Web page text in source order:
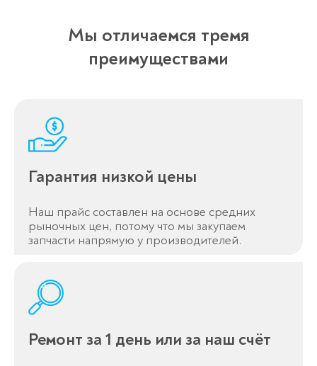
Мы отличаемся тремя
преимуществами
Гарантия низкой цены
Наш прайс составлен на основе средних
рыночных цен, потому что мы закупаем
запчасти напрямую у производителей.
Ремонт за 1 день или за наш счёт
перезвоним в течение 3-х минут